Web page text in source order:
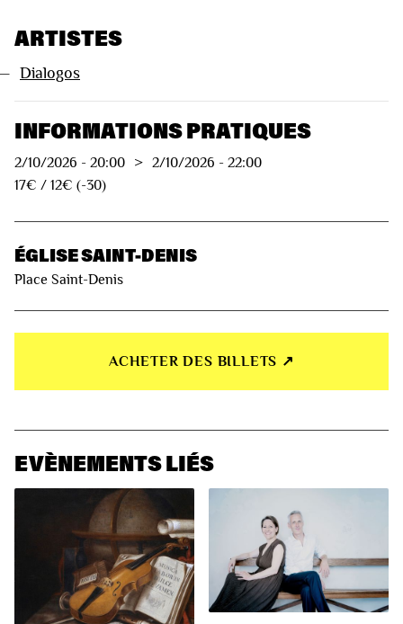
ARTISTES
Dialogos
INFORMATIONS PRATIQUES
2/10/2026 - 20:00 > 2/10/2026 - 22:00
17€ / 12€ (-30)
ÉGLISE SAINT-DENIS
Place Saint-Denis
ACHETER DES BILLETS ↗︎
EVÈNEMENTS LIÉS